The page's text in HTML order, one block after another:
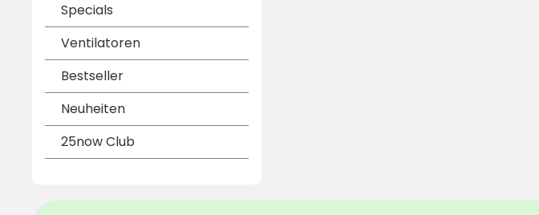
Specials
Ventilatoren
Bestseller
Neuheiten
25now Club